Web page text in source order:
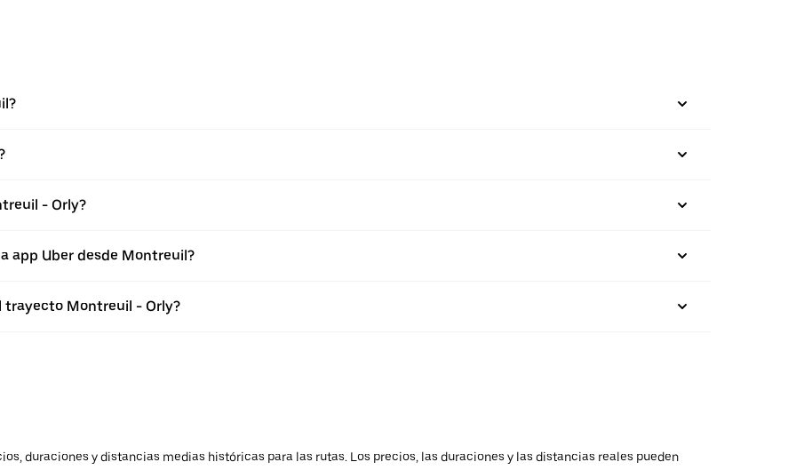
- Orly?
app Uber desde Montreuil?
trayecto Montreuil - Orly?
duraciones y distancias medias históricas para las rutas. Los precios, las duraciones y las distancias reales pueden